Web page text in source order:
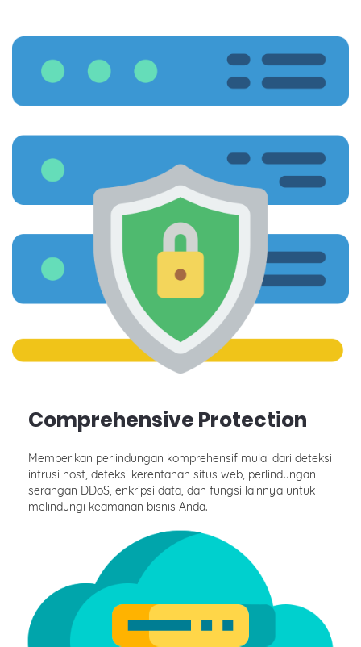
Comprehensive Protection
Memberikan perlindungan komprehensif mulai dari deteksi
intrusi host, deteksi kerentanan situs web, perlindungan
serangan DDoS, enkripsi data, dan fungsi lainnya untuk
melindungi keamanan bisnis Anda.